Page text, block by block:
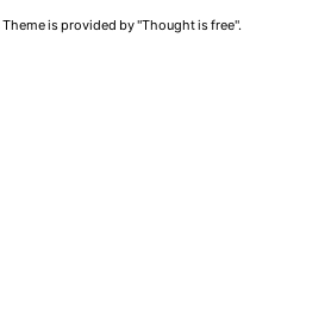
is provided by "Thought is free".